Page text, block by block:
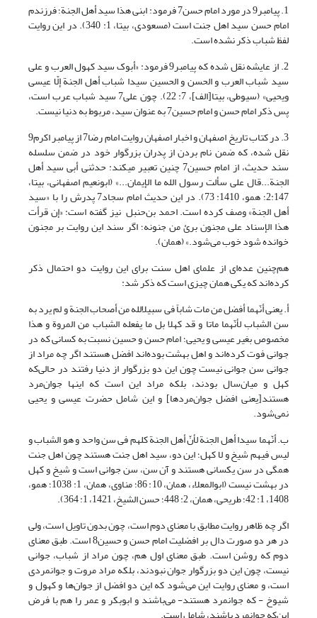
1. پیامبر9 در مورد امام حسن7 فرمود: ابنی هذا سید أهل الجنة؛ فرزندم
امام حسن سید اهل جنت است (مسعودی، بی‏تا، 1: 340). در این روایت
لفظ شباب ذکر نشده است.
2. از عایشه نقل شده که پیامبر9 فرمود: «أبوک سید کهول العرب و علی
سید شباب العرب و الحسن و الحسین سیدا شباب أهل الجنة إلّا عیسی
ویحیی» (سیوطی، بی‏تا[الف]، 7: 22). چون علی7 سید شباب عرب است،
پس ذکر امام حسن و امام حسین7 به عنوان سید، مربوط به دنیا نیست.
3. در کتاب تاریخ اصفهان و اخبار اصفهان روایت امام رضا7 از پیامبر اکرم9
نقل شده، که ضمن نام بردن از پدران بزرگوار خود در ضمن سلسله
سند حدیث، از امام حسین7 چنین تعبیر می‏کند: حدثنی أبی سید أهل
الجنة...قال علی سألت رسول الله ما الإیمان...» (ابونعیم اصفهانی، بی‏تا،
2:147؛ همو، 1410: 73). در این حدیث امام سجاد7 پدرش را با «سید
أهل الجنة» وصف کرده است. احمد بن‌حنبل نیز گفته است: «إن قرأت
هذا الإسناد علی مجنون برئ من جنونه؛ اگر سند این روایت بر مجنون
خوانده شود خوب می‌شود.» (همان).
هم‌چنین عده‌ای از علمای اهل سنت برای این روایت دو احتمال ذکر
کرده‌اند که یکی همان چیزی است که ذکر شد:
أ. یعنی أنّهما أفضل من مات شاباً فی سبیل‏الله من أصحاب الجنة و لم یرد به
سن الشباب لأنّهما ماتا و قد کهلا بل ما یفعله الشباب من المروة و هذا
مخصوص بغیر عیسی و یحیی؛ امام حسن و حسین نسبت به کسانی که در
جوانی فوت کرده‌اند و اهل بهشت بوده‌اند افضل هستند اگر چه مراد از
جوانی سن جوانی نیست چون این دو بزرگوار از دنیا رفتند در حالی‌که
کهل و میان‌سال بودند، بلکه مراد این است که اینها جوان‌مرد
هستند[یعنی افضل جوان‌مردها] و این شامل حضرت عیسی و یحیی
نمی‌شود.
ب. أنّهما سیدا أهل الجنة لأنّ أهل الجنة کلهم فی سن واحد و هو الشباب و
لیس فیهم شیخ و لا کهل؛ این دو، سید اهل جنت هستند چون اهل جنت
همگی در سن یکسانی هستند و آن سن، سن جوانی است و شیخ و کهل
در بهشت نیست (ابوالمعلاء، همان، 10: 86؛ مناوی، همان، 1: 1038؛ همو،
1408، 1: 42؛ طریحی، همان، 2: 448؛ حسن الشیخ، 1421، 1: 364).
اگر چه ظاهر روایت مطابق با معنای دوم است، چون بدون تاویل است، ولی
در هر دو صورت دال بر افضلیت امام حسن و حسین8 است. طبق معنای
دوم که روشن است. طبق معنای اول هم، چون مراد از شباب، جوانی
نیست، چون این دو بزرگوار جوان نبودند، بلکه مراد مروت و جوانمردی
است، و معنای روایت این می‌شود که این دو افضل از جوان‌ها و کهول و
شیوخ - که جوانمرد هستند- می‌باشند و ابوبکر و عمر را هم با فرض